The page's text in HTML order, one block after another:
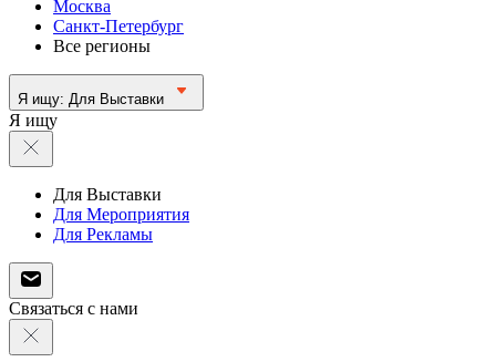
Москва
Санкт-Петербург
Все регионы
Я ищу: Для Выставки
Я ищу
Для Выставки
Для Мероприятия
Для Рекламы
Связаться с нами